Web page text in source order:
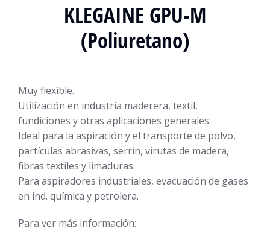
KLEGAINE GPU-M
(Poliuretano)
Muy flexible.
Utilización en industria maderera, textil,
fundiciones y otras aplicaciones generales.
Ideal para la aspiración y el transporte de polvo,
partículas abrasivas, serrín, virutas de madera,
fibras textiles y limaduras.
Para aspiradores industriales, evacuación de gases
en ind. química y petrolera.
Para ver más información: